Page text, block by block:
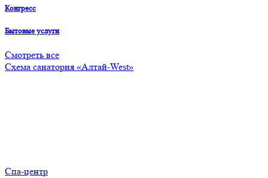
Конгресс
Бытовые услуги
Смотреть все
Схема санатория «Алтай-West»
Спа-центр